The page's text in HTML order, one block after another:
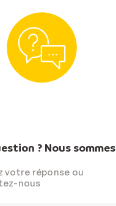
? Nous sommes
votre réponse ou
nous